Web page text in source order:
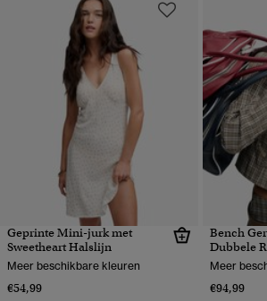
Geprinte Mini-jurk met
Sweetheart Halslijn
Meer beschikbare kleuren
€54,99
Bench
Dubbele
Meer
€94,99